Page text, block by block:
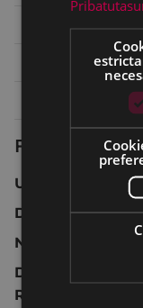
Domingo 14
Domingo 14
Ficha técnica
USA 2018 135
Drama, musical,
No
Dirección:
Reparto: